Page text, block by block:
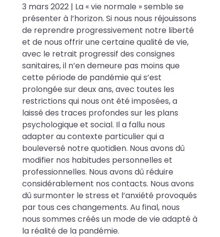
3 mars 2022 | La « vie normale » semble se
présenter à l’horizon. Si nous nous réjouissons
de reprendre progressivement notre liberté
et de nous offrir une certaine qualité de vie,
avec le retrait progressif des consignes
sanitaires, il n’en demeure pas moins que
cette période de pandémie qui s’est
prolongée sur deux ans, avec toutes les
restrictions qui nous ont été imposées, a
laissé des traces profondes sur les plans
psychologique et social. Il a fallu nous
adapter au contexte particulier qui a
bouleversé notre quotidien. Nous avons dû
modifier nos habitudes personnelles et
professionnelles. Nous avons dû réduire
considérablement nos contacts. Nous avons
dû surmonter le stress et l’anxiété provoqués
par tous ces changements. Au final, nous
nous sommes créés un mode de vie adapté à
la réalité de la pandémie.